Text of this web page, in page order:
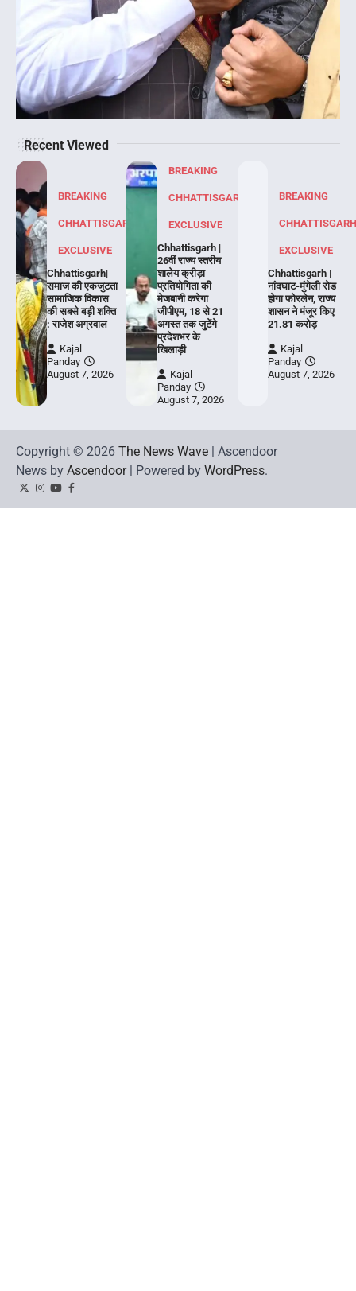
Recent Viewed
BREAKING
CHHATTISGARH
EXCLUSIVE
Chhattisgarh|
समाज की एकजुटता
सामाजिक विकास
की सबसे बड़ी शक्ति
: राजेश अग्रवाल
Kajal
Panday
August 7, 2026
BREAKING
CHHATTISGARH
EXCLUSIVE
Chhattisgarh |
26वीं राज्य स्तरीय
शालेय क्रीड़ा
प्रतियोगिता की
मेजबानी करेगा
जीपीएम, 18 से 21
अगस्त तक जुटेंगे
प्रदेशभर के
खिलाड़ी
Kajal
Panday
August 7, 2026
BREAKING
EXCLUSIVE
Chhattisgarh |
नांदघाट-मुंगेली रोड
होगा फोरलेन, राज्य
शासन ने मंजूर किए
21.81 करोड़
Kajal
Panday
August 7, 2026
Copyright © 2026 The News Wave | Ascendoor
News by Ascendoor| Powered by WordPress.
TwitterInstagram
YouTubeFacebook